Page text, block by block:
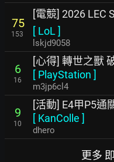
75
153
[電競] 2026 LEC
[ LoL ]
lskjd9058
6
16
[心得] 轉世之獸
[ PlayStation ]
m3jp6cl4
9
10
[活動] E4甲P5通
[ KanColle ]
dhero
更多